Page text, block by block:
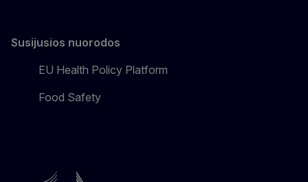
Susijusios nuorodos
EU Health Policy Platform
Food Safety